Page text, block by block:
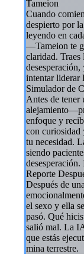
Tameion
Cuando
despierto por
leyendo en
—Tameion te
claridad. Traes
intentar liderar
Simulador de
Antes de tener
enfoque y
con curiosidad
tu necesidad.
siendo
Reporte
Después de
el sexo y ella
pasó. Qué
salió mal. La
que estás
mina terrestre.